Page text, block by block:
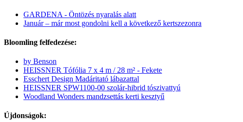
GARDENA - Öntözés nyaralás alatt
Január – már most gondolni kell a következő kertszezonra
Bloomling felfedezése:
by Benson
HEISSNER Tófólia 7 x 4 m / 28 m² - Fekete
Esschert Design Madáritató lábazattal
HEISSNER SPW1100-00 szolár-hibrid tószivattyú
Woodland Wonders mandzsettás kerti kesztyű
Újdonságok: